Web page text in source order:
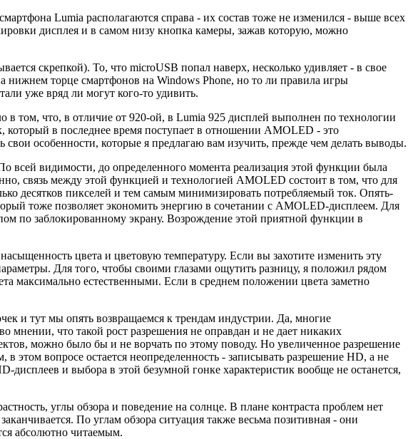
Lumia располагаются справа - их состав тоже не изменился - выше всех
дисплея и в самом низу кнопка камеры, зажав которую, можно
скрепкой). То, что microUSB попал наверх, несколько удивляет - в свое
нижнем торце смартфонов на Windows Phone, но то ли правила игры
уже вряд ли могут кого-то удивить.
в том, что, в отличие от 920-ой, в Lumia 925 дисплей выполнен по технологии
в последнее время поступает в отношении AMOLED - это
свои особенности, которые я предлагаю вам изучить, прежде чем делать выводы.
всей видимости, до определенного момента реализация этой функции была
связь между этой функцией и технологией AMOLED состоит в том, что для
десятков пикселей и тем самым минимизировать потребляемый ток. Опять-
тоже позволяет экономить энергию в сочетании с AMOLED-дисплеем. Для
по заблокированному экрану. Возрождение этой приятной функции в
цвета и цветовую температуру. Если вы захотите изменить эту
Для того, чтобы своими глазами ощутить разницу, я положил рядом
максимально естественными. Если в среднем положении цвета заметно
и тут мы опять возвращаемся к трендам индустрии. Да, многие
что такой рост разрешения не оправдан и не дает никаких
можно было бы и не ворчать по этому поводу. Но увеличенное разрешение
этом вопросе остается неопределенность - записывать разрешение HD, а не
и выбора в этой безумной гонке характеристик вообще не останется,
углы обзора и поведение на солнце. В плане контраста проблем нет
По углам обзора ситуация также весьма позитивная - они
абсолютно читаемым.